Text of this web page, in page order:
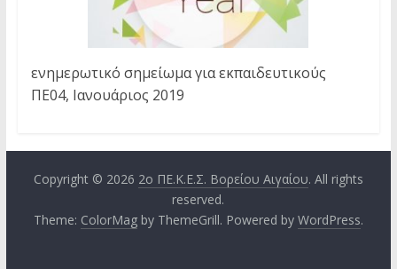
ενημερωτικό σημείωμα για εκπαιδευτικούς
ΠΕ04, Ιανουάριος 2019
Copyright © 2026 2ο ΠΕ.Κ.Ε.Σ. Βορείου Αιγαίου. All rights
reserved.
Theme: ColorMagby ThemeGrill. Powered by WordPress.